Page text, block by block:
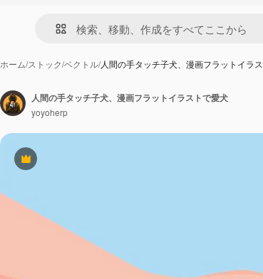
ホーム/ストック/ベクトル/人間の手タッチ子犬、漫画フラットイラ
Premium
人間の手タッチ子犬、漫画フラットイラストで愛犬
yoyoherp